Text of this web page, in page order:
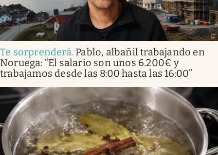
Te sorprenderá. Pablo, albañil trabajando en
Noruega: “El salario son unos 6.200€ y
trabajamos desde las 8:00 hasta las 16:00”